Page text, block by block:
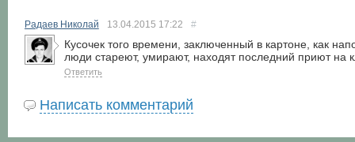
Радаев Николай 13.04.2015 17:22 #
Кусочек того времени, заключенный в картоне, как
люди стареют, умирают, находят последний приют на
Ответить
Написать комментарий